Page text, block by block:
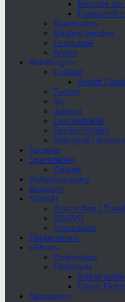
Berichte
Festschrift
Baumpaten
Mitglied werden
Formulare
Archiv
Abteilungen
Fußball
Anpfiff
Turnen
Ski
Jugend
Leichtathletik
Stockschützen
Volleyball /
Termine
Sportstätten
Galerie
Hallenbelegung
Bouldern
Kontakt
Anschriften / Email
DSGVO
Impressum
Förderverein
eShops
Onlineshop
Flohmarkt
Artikel
Unser
Sponsoren